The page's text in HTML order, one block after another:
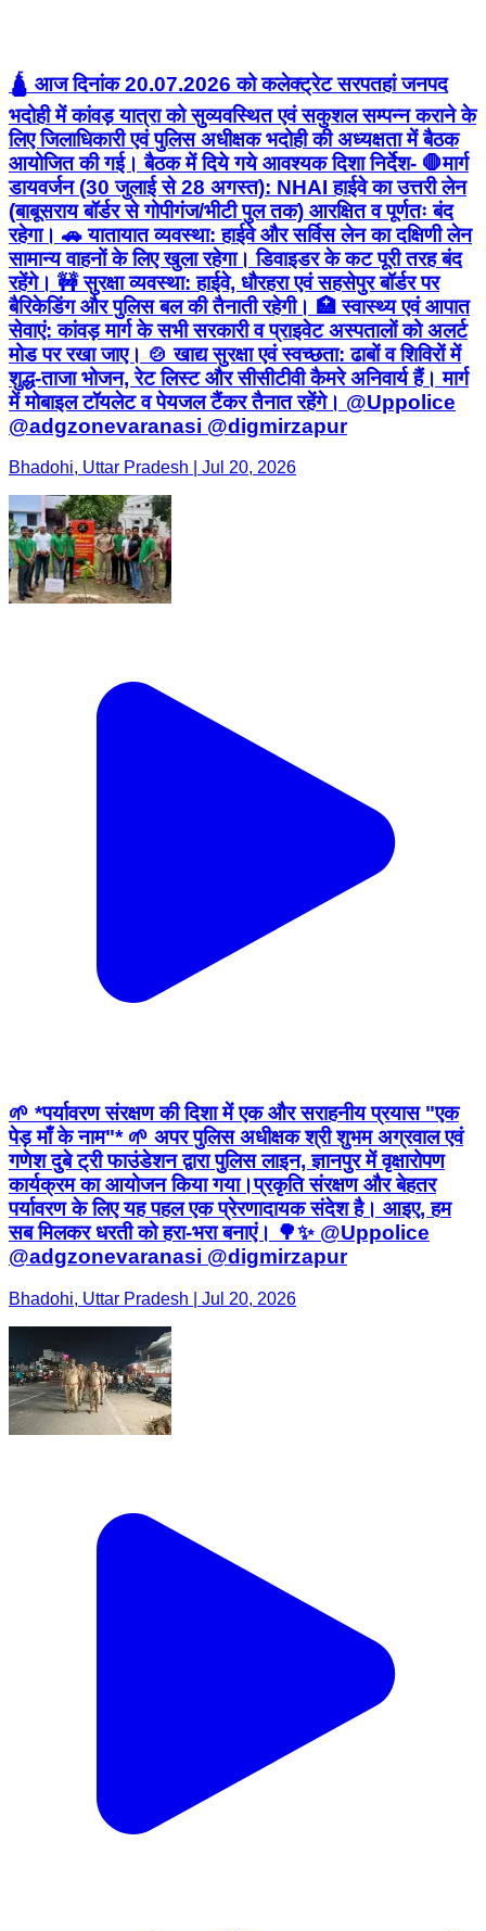
🛕 आज दिनांक 20.07.2026 को कलेक्ट्रेट सरपतहां जनपद
भदोही में कांवड़ यात्रा को सुव्यवस्थित एवं सकुशल सम्पन्न कराने के
लिए जिलाधिकारी एवं पुलिस अधीक्षक भदोही की अध्यक्षता में बैठक
आयोजित की गई। बैठक में दिये गये आवश्यक दिशा निर्देश- 🛑मार्ग
डायवर्जन (30 जुलाई से 28 अगस्त): NHAI हाईवे का उत्तरी लेन
(बाबूसराय बॉर्डर से गोपीगंज/भीटी पुल तक) आरक्षित व पूर्णतः बंद
रहेगा। 🚗 यातायात व्यवस्था: हाईवे और सर्विस लेन का दक्षिणी लेन
सामान्य वाहनों के लिए खुला रहेगा। डिवाइडर के कट पूरी तरह बंद
रहेंगे। 🚧 सुरक्षा व्यवस्था: हाईवे, धौरहरा एवं सहसेपुर बॉर्डर पर
बैरिकेडिंग और पुलिस बल की तैनाती रहेगी। 🏥 स्वास्थ्य एवं आपात
सेवाएं: कांवड़ मार्ग के सभी सरकारी व प्राइवेट अस्पतालों को अलर्ट
मोड पर रखा जाए। 🍲 खाद्य सुरक्षा एवं स्वच्छता: ढाबों व शिविरों में
शुद्ध-ताजा भोजन, रेट लिस्ट और सीसीटीवी कैमरे अनिवार्य हैं। मार्ग
में मोबाइल टॉयलेट व पेयजल टैंकर तैनात रहेंगे। @Uppolice
@adgzonevaranasi @digmirzapur
Bhadohi, Uttar Pradesh | Jul 20, 2026
🌱 *पर्यावरण संरक्षण की दिशा में एक और सराहनीय प्रयास "एक
पेड़ माँ के नाम"* 🌱 अपर पुलिस अधीक्षक श्री शुभम अग्रवाल एवं
गणेश दुबे ट्री फाउंडेशन द्वारा पुलिस लाइन, ज्ञानपुर में वृक्षारोपण
कार्यक्रम का आयोजन किया गया। ​प्रकृति संरक्षण और बेहतर
पर्यावरण के लिए यह पहल एक प्रेरणादायक संदेश है। आइए, हम
सब मिलकर धरती को हरा-भरा बनाएं। 🌳✨ @Uppolice
@adgzonevaranasi @digmirzapur
Bhadohi, Uttar Pradesh | Jul 20, 2026